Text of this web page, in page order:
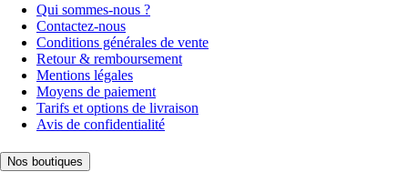
Qui sommes-nous ?
Contactez-nous
Conditions générales de vente
Retour & remboursement
Mentions légales
Moyens de paiement
Tarifs et options de livraison
Avis de confidentialité
Nos boutiques